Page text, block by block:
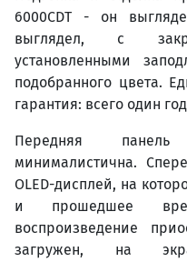
6000CDT - он
выглядел, с
установленными
подобранного цвета.
гарантия: всего один
Передняя
минималистична.
OLED-дисплей, на
и прошедшее
воспроизведение
загружен, на